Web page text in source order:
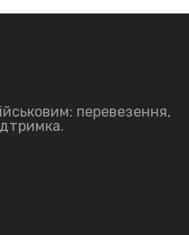
перевезення,